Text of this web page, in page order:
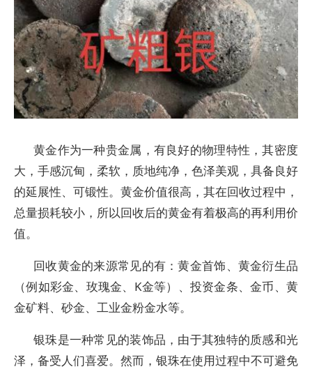
黄金作为一种贵金属，有良好的物理特性，其密度
大，手感沉甸，柔软，质地纯净，色泽美观，具备良好
的延展性、可锻性。黄金价值很高，其在回收过程中，
总量损耗较小，所以回收后的黄金有着极高的再利用价
值。
回收黄金的来源常见的有：黄金首饰、黄金衍生品
（例如彩金、玫瑰金、K金等）、投资金条、金币、黄
金矿料、砂金、工业金粉金水等。
银珠是一种常见的装饰品，由于其独特的质感和光
泽，备受人们喜爱。然而，银珠在使用过程中不可避免